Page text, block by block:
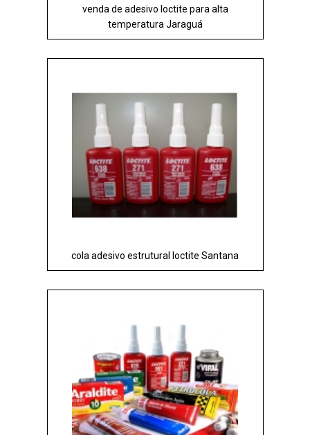
venda de adesivo loctite para alta
temperatura Jaraguá
cola adesivo estrutural loctite Santana